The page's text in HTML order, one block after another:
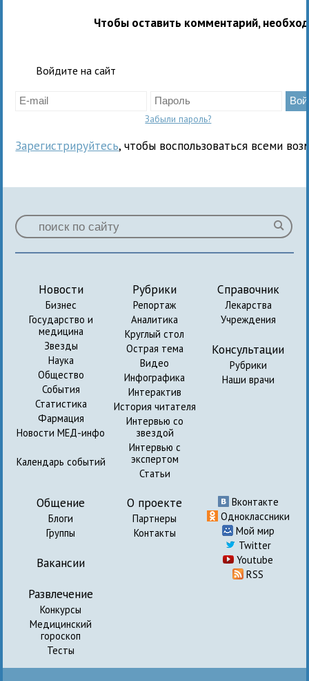
Чтобы оставить комментарий,
Войдите на сайт
Забыли пароль?
Зарегистрируйтесь, чтобы воспользоваться всеми
Новости
Бизнес
Государство и
медицина
Звезды
Наука
Общество
События
Статистика
Фармация
Новости МЕД-инфо
Календарь событий
Рубрики
Репортаж
Аналитика
Круглый стол
Острая тема
Видео
Инфографика
Интерактив
История читателя
Интервью со
звездой
Интервью с
экспертом
Статьи
Справочник
Лекарства
Учреждения
Консультации
Рубрики
Наши врачи
Общение
Блоги
Группы
Вакансии
Развлечение
Конкурсы
Медицинский
гороскоп
Тесты
О проекте
Партнеры
Контакты
Вконтакте
Одноклассники
Мой мир
Twitter
Youtube
RSS